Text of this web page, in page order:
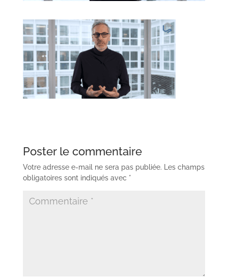
Poster le commentaire
Votre adresse e-mail ne sera pas publiée.
Les champs
obligatoires sont indiqués avec *